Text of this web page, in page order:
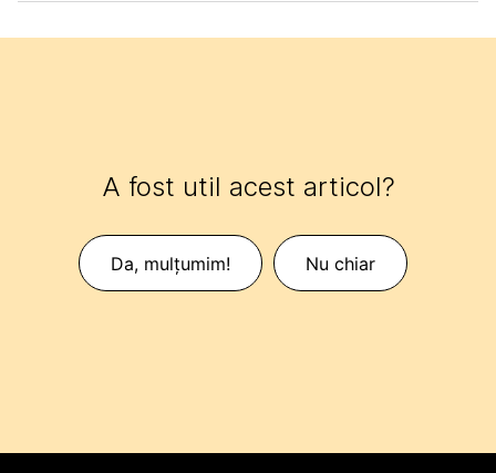
A fost util acest articol?
Da, mulțumim! Nu chiar